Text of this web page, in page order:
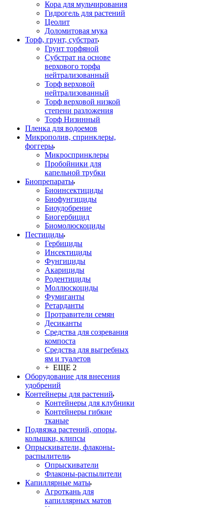
Кора для мульчирования
Гидрогель для растений
Цеолит
Доломитовая мука
Торф, грунт, субстрат
Грунт торфяной
Субстрат на основе
верхового торфа
нейтрализованный
Торф верховой
нейтрализованный
Торф верховой низкой
степени разложения
Торф Низинный
Пленка для водоемов
Микрополив, спринклеры,
фоггеры
Микроспринклеры
Пробойники для
капельной трубки
Биопрепараты
Биоинсектициды
Биофунгициды
Биоудобрение
Биогербицид
Биомолюскоциды
Пестициды
Гербициды
Инсектициды
Фунгициды
Акарициды
Родентициды
Моллюскоциды
Фумиганты
Ретарданты
Протравители семян
Десиканты
Средства для созревания
компоста
Средства для выгребных
ям и туалетов
+ ЕЩЕ 2
Оборудование для внесения
удобрений
Контейнеры для растений
Контейнеры для клубники
Контейнеры гибкие
тканые
Подвязка растений, опоры,
колышки, клипсы
Опрыскиватели, флаконы-
распылители
Опрыскиватели
Флаконы-распылители
Капиллярные маты
Агроткань для
капиллярных матов